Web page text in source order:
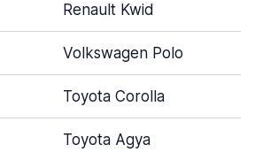
Renault Kwid
Volkswagen Polo
Toyota Corolla
Toyota Agya